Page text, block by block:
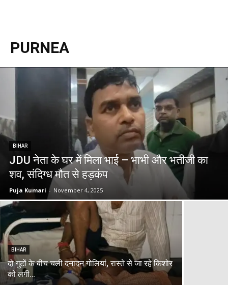
PURNEA
BIHAR
JDU नेता के घर में मिला भाई – भाभी और भतीजी का
शव, संदिग्ध मौत से हड़कंप
Puja Kumari - November 4, 2025
BIHAR
दो गुटों के बीच चली दनादन गोलियां, रास्ते से जा रहे किशोर
को लगी…